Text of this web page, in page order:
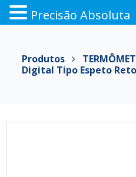
conteúdo
Produtos
Digital Tipo Espeto
Precisão Absoluta